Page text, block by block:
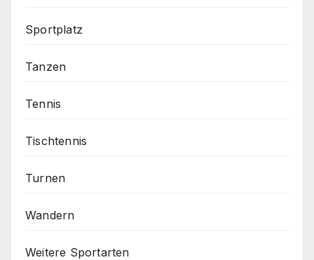
Sportplatz
Tanzen
Tennis
Tischtennis
Turnen
Wandern
Weitere Sportarten